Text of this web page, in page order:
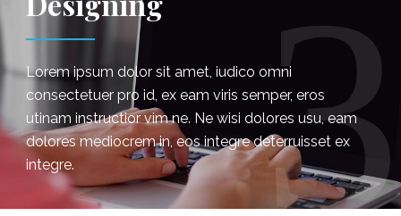
Lorem ipsum dolor sit amet, iudico omni
consectetuer pro id, ex eam viris semper, eros
utinam instructior vim ne. Ne wisi dolores usu, eam
dolores mediocrem in, eos integre deterruisset ex
integre.
3